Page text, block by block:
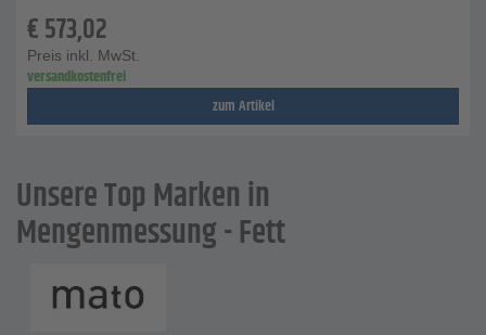
€573,02
Preis inkl. MwSt.
versandkostenfrei
zum Artikel
Unsere Top Marken in
Mengenmessung - Fett